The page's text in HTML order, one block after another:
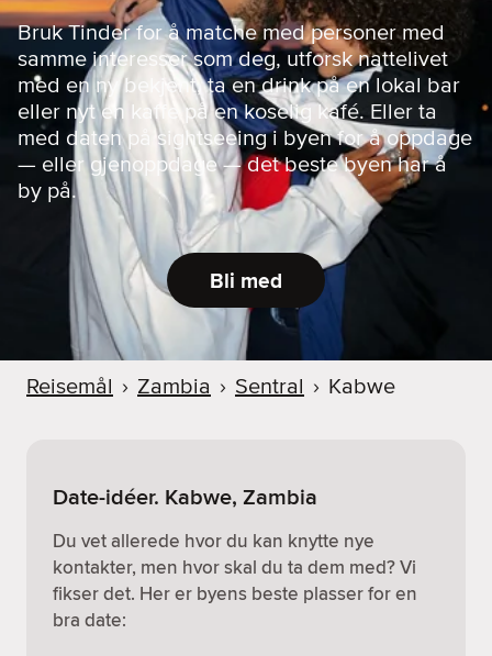
i
d
e
Bruk Tinder for å matche med personer med
samme interesser som deg, utforsk nattelivet
med en ny bekjent, ta en drink på en lokal bar
eller nyt en kaffe på en koselig kafé. Eller ta
med daten på sightseeing i byen for å oppdage
— eller gjenoppdage — det beste byen har å
by på.
Bli med
Reisemål › Zambia › Sentral › Kabwe
Date-idéer. Kabwe, Zambia
Du vet allerede hvor du kan knytte nye
kontakter, men hvor skal du ta dem med? Vi
fikser det. Her er byens beste plasser for en
bra date: